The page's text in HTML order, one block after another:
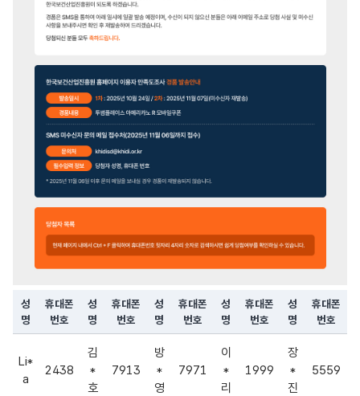
KHIDI 한국보건산업진흥원
홈페이지 이용자 만족도조사 참여자 경품 추첨
경품 발송 안내
경품 내용:
투썸플레이스 아메리카노 R 모바일쿠폰
성
명
휴대폰
번호
성
명
휴대폰
번호
성
명
휴대폰
번호
성
명
휴대폰
번호
성
명
휴대폰
번호
Li*
a
2438
김
*
호
7913
방
*
영
7971
이
*
리
1999
장
*
진
5559